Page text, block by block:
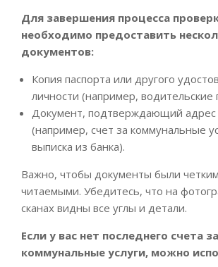
Для завершения процесса
необходимо предоставить
документов:
Копия паспорта или другого
личности (например, водительские
Документ, подтверждающий адрес
(например, счет за коммунальные
выписка из банка).
Важно, чтобы документы были
читаемыми. Убедитесь, что на
сканах видны все углы и детали.
Если у вас нет последнего счета за
коммунальные услуги, можно